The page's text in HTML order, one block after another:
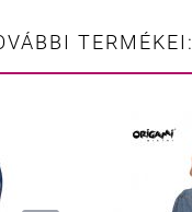
TERMÉKEI: